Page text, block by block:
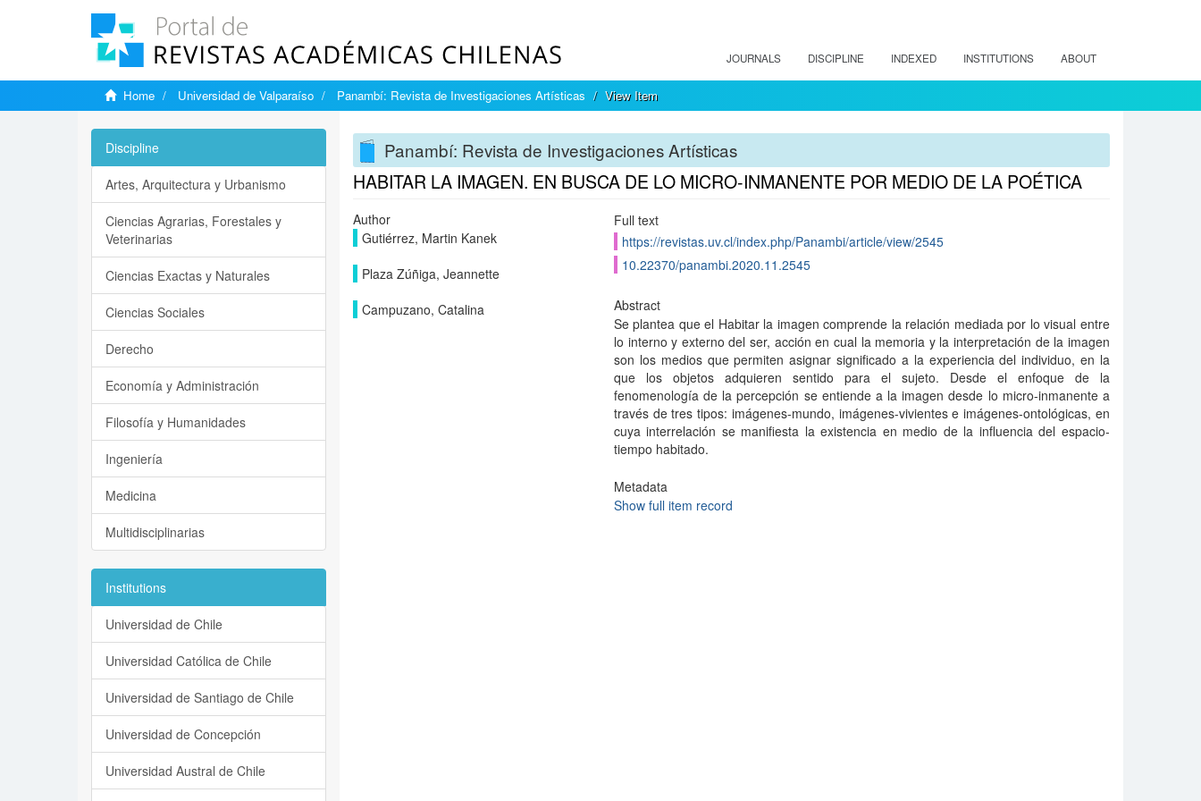
JOURNALS DISCIPLINE INDEXED INSTITUTIONS ABOUT
Home Universidad de Valparaíso Panambí: Revista de Investigaciones Artísticas View Item
Panambí: Revista de Investigaciones Artísticas
HABITAR LA IMAGEN. EN BUSCA DE LO MICRO-INMANENTE POR MEDIO DE LA POÉTICA
Author
Gutiérrez, Martin Kanek
Plaza Zúñiga, Jeannette
Campuzano, Catalina
Full text
https://revistas.uv.cl/index.php/Panambi/article/view/2545
10.22370/panambi.2020.11.2545
Abstract
Se plantea que el Habitar la imagen comprende la relación mediada por lo visual entre
lo interno y externo del ser, acción en cual la memoria y la interpretación de la imagen
son los medios que permiten asignar significado a la experiencia del individuo, en la
que los objetos adquieren sentido para el sujeto. Desde el enfoque de la
fenomenología de la percepción se entiende a la imagen desde lo micro-inmanente a
través de tres tipos: imágenes-mundo, imágenes-vivientes e imágenes-ontológicas, en
cuya interrelación se manifiesta la existencia en medio de la influencia del espacio-
tiempo habitado.
Metadata
Show full item record
Discipline
Artes, Arquitectura y Urbanismo
Ciencias Agrarias, Forestales y
Veterinarias
Ciencias Exactas y Naturales
Ciencias Sociales
Derecho
Economía y Administración
Filosofía y Humanidades
Ingeniería
Medicina
Multidisciplinarias
Institutions
Universidad de Chile
Universidad Católica de Chile
Universidad de Santiago de Chile
Universidad de Concepción
Universidad Austral de Chile